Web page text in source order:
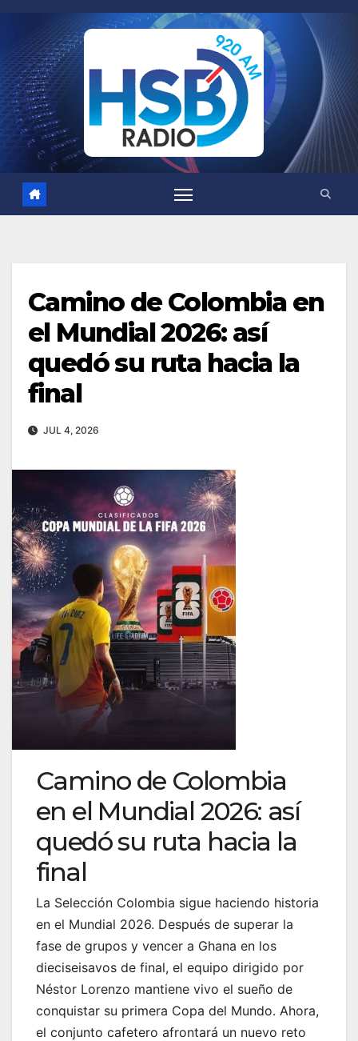
contenido
Camino de Colombia en
el Mundial 2026: así
quedó su ruta hacia la
final
JUL 4, 2026
Camino de Colombia
en el Mundial 2026: así
quedó su ruta hacia la
final
La Selección Colombia sigue haciendo historia
en el Mundial 2026. Después de superar la
fase de grupos y vencer a Ghana en los
dieciseisavos de final, el equipo dirigido por
Néstor Lorenzo mantiene vivo el sueño de
conquistar su primera Copa del Mundo. Ahora,
el conjunto cafetero afrontará un nuevo reto